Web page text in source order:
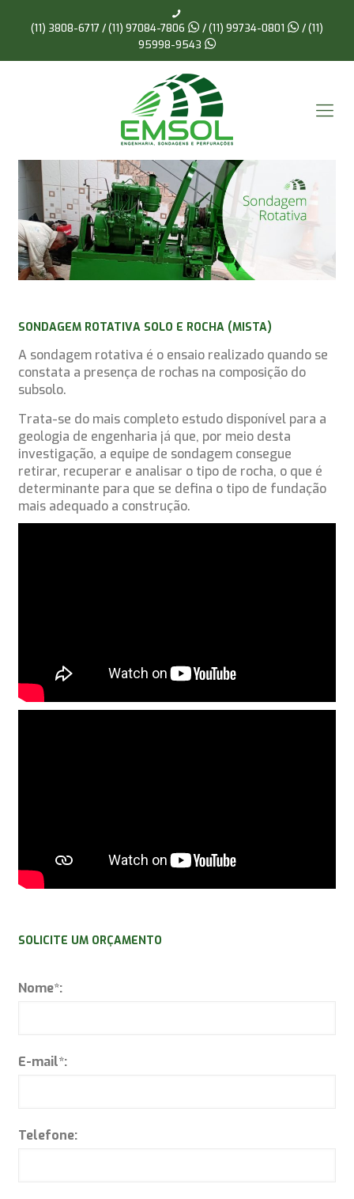
(11) 3808-6717 /(11) 97084-7806 /(11) 99734-0801 /(11)
95998-9543
SONDAGEM ROTATIVA SOLO E ROCHA (MISTA)
A sondagem rotativa é o ensaio realizado quando se
constata a presença de rochas na composição do
subsolo.
Trata-se do mais completo estudo disponível para a
geologia de engenharia já que, por meio desta
investigação, a equipe de sondagem consegue
retirar, recuperar e analisar o tipo de rocha, o que é
determinante para que se defina o tipo de fundação
mais adequado a construção.
SOLICITE UM ORÇAMENTO
Nome*:
E-mail*:
Telefone: